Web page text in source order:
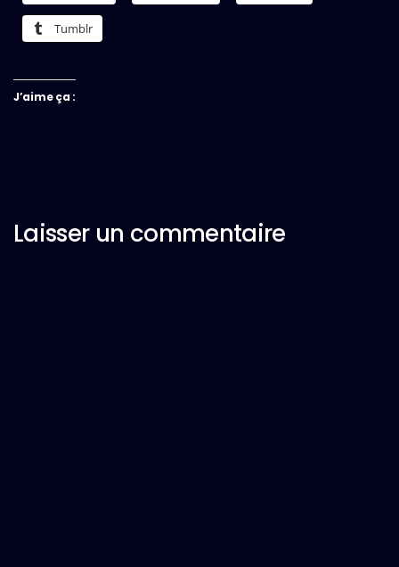
Tumblr
J’aime ça :
Laisser un commentaire